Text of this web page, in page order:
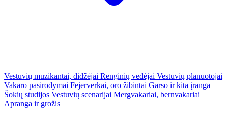
Vestuvių muzikantai, didžėjai Renginių vedėjai Vestuvių planuotojai
Vakaro pasirodymai Fejerverkai, oro žibintai Garso ir kita įranga
Šokių studijos Vestuvių scenarijai Mergvakariai, bernvakariai
Apranga ir grožis